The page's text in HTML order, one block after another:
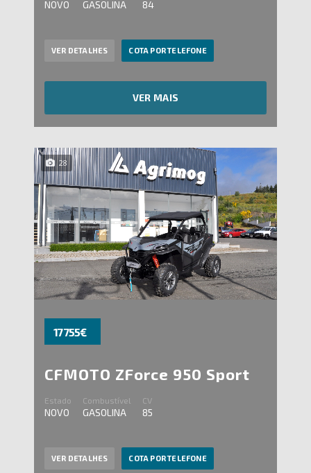
NOVO GASOLINA 84
VER DETALHES COTA POR TELEFONE
VER MAIS
28
17 755€
CFMOTO ZForce 950 Sport
Estado
NOVO
Combustível
GASOLINA
CV
85
VER DETALHES COTA POR TELEFONE